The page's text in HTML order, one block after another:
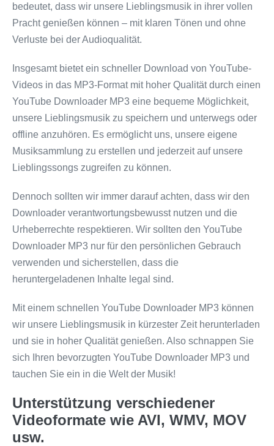
bedeutet, dass wir unsere Lieblingsmusik in ihrer vollen
Pracht genießen können – mit klaren Tönen und ohne
Verluste bei der Audioqualität.
Insgesamt bietet ein schneller Download von YouTube-
Videos in das MP3-Format mit hoher Qualität durch einen
YouTube Downloader MP3 eine bequeme Möglichkeit,
unsere Lieblingsmusik zu speichern und unterwegs oder
offline anzuhören. Es ermöglicht uns, unsere eigene
Musiksammlung zu erstellen und jederzeit auf unsere
Lieblingssongs zugreifen zu können.
Dennoch sollten wir immer darauf achten, dass wir den
Downloader verantwortungsbewusst nutzen und die
Urheberrechte respektieren. Wir sollten den YouTube
Downloader MP3 nur für den persönlichen Gebrauch
verwenden und sicherstellen, dass die
heruntergeladenen Inhalte legal sind.
Mit einem schnellen YouTube Downloader MP3 können
wir unsere Lieblingsmusik in kürzester Zeit herunterladen
und sie in hoher Qualität genießen. Also schnappen Sie
sich Ihren bevorzugten YouTube Downloader MP3 und
tauchen Sie ein in die Welt der Musik!
Unterstützung verschiedener
Videoformate wie AVI, WMV, MOV
usw.